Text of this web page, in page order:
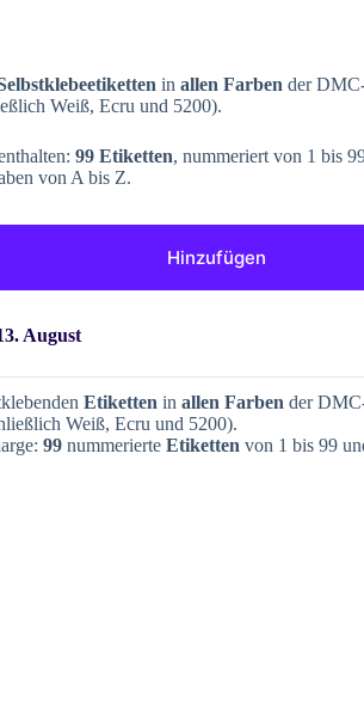
in allen Farben der
Weiß, Ecru und 5200).
99 Etiketten, nummeriert von 1 bis
von A bis Z.
Hinzufügen
August
Etiketten in allen Farben der
Weiß, Ecru und 5200).
99nummerierte Etiketten von 1 bis 99